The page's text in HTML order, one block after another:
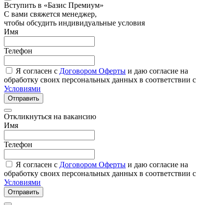
Вступить в «Базис Премиум»
С вами свяжется менеджер,
чтобы обсудить индивидуальные условия
Имя
Телефон
Я согласен с Договором Оферты и даю согласие на
обработку своих персональных данных в соответствии с
Условиями
Отправить
Откликнуться на вакансию
Имя
Телефон
Я согласен с Договором Оферты и даю согласие на
обработку своих персональных данных в соответствии с
Условиями
Отправить